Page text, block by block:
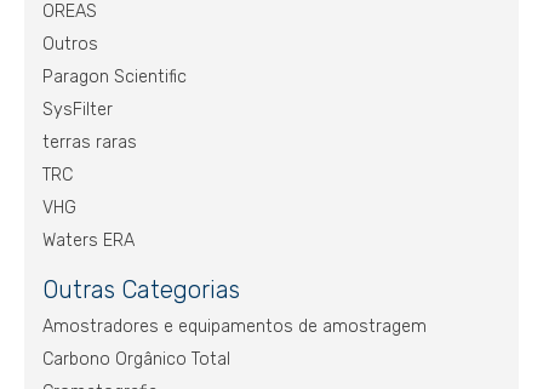
OREAS
Outros
Paragon Scientific
SysFilter
terras raras
TRC
VHG
Waters ERA
Outras Categorias
Amostradores e equipamentos de amostragem
Carbono Orgânico Total